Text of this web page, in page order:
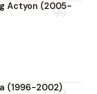
Actyon (2005-
(1996-2002)